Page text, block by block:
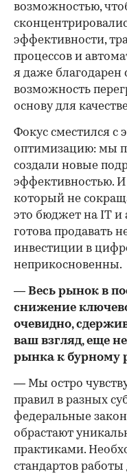
возможностью,
эффективности,
процессов и
я даже благодарен
возможность
основу для
Фокус сместился с
оптимизацию: мы
создали новые
эффективностью.
который не
это бюджет на IT и
готова продавать
инвестиции в
неприкосновенны.
— Весь рынок в
снижение
очевидно,
ваш взгляд, еще
рынка к бурному
— Мы остро
правил в разных
федеральные
обрастают
практиками.
стандартов работы